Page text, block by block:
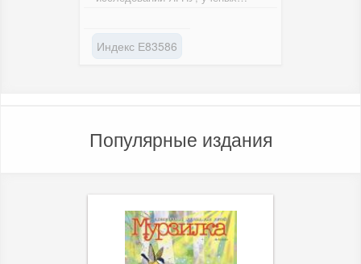
Индекс Е83586
Популярные издания